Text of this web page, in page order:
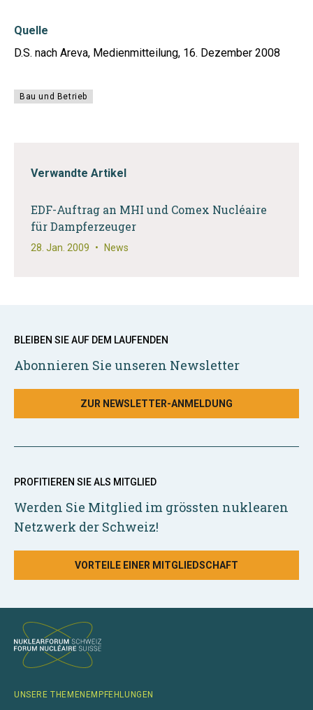
Quelle
D.S. nach Areva, Medienmitteilung, 16. Dezember 2008
Bau und Betrieb
Verwandte Artikel
EDF-Auftrag an MHI und Comex Nucléaire
für Dampferzeuger
28. Jan. 2009 • News
BLEIBEN SIE AUF DEM LAUFENDEN
Abonnieren Sie unseren Newsletter
ZUR NEWSLETTER-ANMELDUNG
PROFITIEREN SIE ALS MITGLIED
Werden Sie Mitglied im grössten nuklearen
Netzwerk der Schweiz!
VORTEILE EINER MITGLIEDSCHAFT
UNSERE THEMENEMPFEHLUNGEN